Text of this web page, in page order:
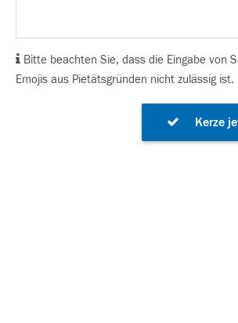
Bitte beachten Sie, dass die Eingabe von
Emojis aus Pietätsgründen nicht zulässig ist.
Kerze